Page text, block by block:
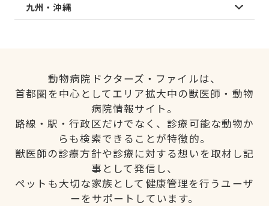
九州・沖縄
動物病院ドクターズ・ファイルは、
首都圏を中心としてエリア拡大中の獣医師・動物
病院情報サイト。
路線・駅・行政区だけでなく、診療可能な動物か
らも検索できることが特徴的。
獣医師の診療方針や診療に対する想いを取材し記
事として発信し、
ペットも大切な家族として健康管理を行うユーザ
ーをサポートしています。